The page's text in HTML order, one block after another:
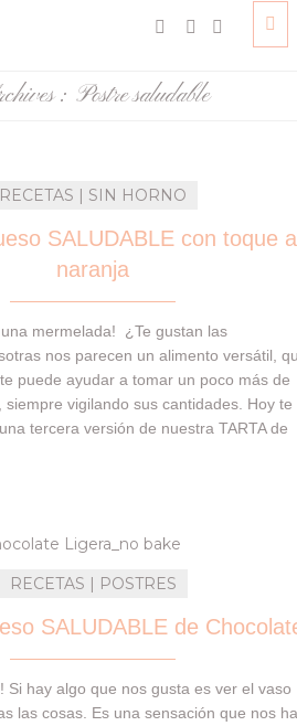
: Postre saludable
RECETAS | SIN HORNO
SALUDABLE con toque a
naranja
mermelada! ¿Te gustan las
nos parecen un alimento versátil,
puede ayudar a tomar un poco más de
siempre vigilando sus cantidades. Hoy te
tercera versión de nuestra TARTA de
RECETAS | POSTRES
SALUDABLE de
Si hay algo que nos gusta es ver el vaso
las cosas. Es una sensación que nos